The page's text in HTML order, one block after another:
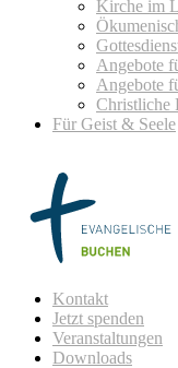
Kirche im
Angebote
Angebote
Christliche
Für Geist & Seele
Kontakt
Jetzt spenden
Veranstaltungen
Downloads